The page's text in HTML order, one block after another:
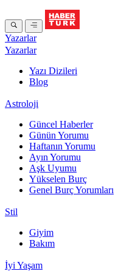
Yazarlar
Yazarlar
Yazı Dizileri
Blog
Astroloji
Güncel Haberler
Günün Yorumu
Haftanın Yorumu
Ayın Yorumu
Aşk Uyumu
Yükselen Burç
Genel Burç Yorumları
Stil
Giyim
Bakım
İyi Yaşam